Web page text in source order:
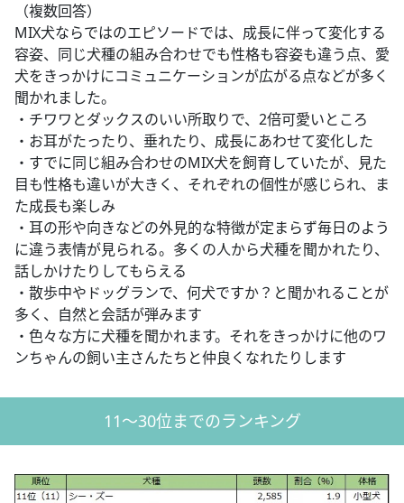
（複数回答）
MIX犬ならではのエピソードでは、成長に伴って変化する
容姿、同じ犬種の組み合わせでも性格も容姿も違う点、愛
犬をきっかけにコミュニケーションが広がる点などが多く
聞かれました。
・チワワとダックスのいい所取りで、2倍可愛いところ
・お耳がたったり、垂れたり、成長にあわせて変化した
・すでに同じ組み合わせのMIX犬を飼育していたが、見た
目も性格も違いが大きく、それぞれの個性が感じられ、ま
た成長も楽しみ
・耳の形や向きなどの外見的な特徴が定まらず毎日のよう
に違う表情が見られる。多くの人から犬種を聞かれたり、
話しかけたりしてもらえる
・散歩中やドッグランで、何犬ですか？と聞かれることが
多く、自然と会話が弾みます
・色々な方に犬種を聞かれます。それをきっかけに他のワ
ンちゃんの飼い主さんたちと仲良くなれたりします
11～30位までのランキング